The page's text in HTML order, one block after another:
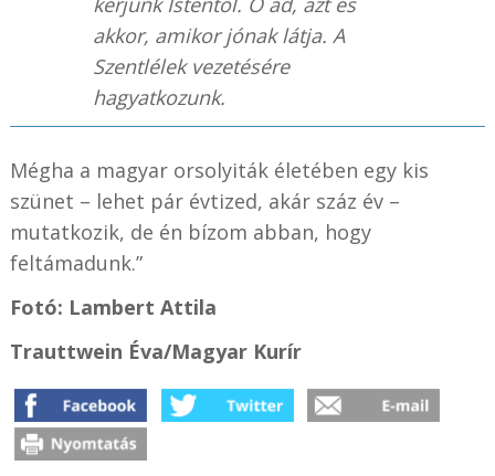
akkor, amikor jónak látja. A
Szentlélek vezetésére
hagyatkozunk.
Mégha a magyar orsolyiták életében egy kis
szünet – lehet pár évtized, akár száz év –
mutatkozik, de én bízom abban, hogy
feltámadunk.”
Fotó: Lambert Attila
Trauttwein Éva/Magyar Kurír